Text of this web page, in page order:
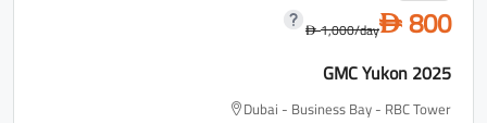
D 800
D1,000/day
GMC Yukon 2025
Dubai - Business Bay - RBC Tower